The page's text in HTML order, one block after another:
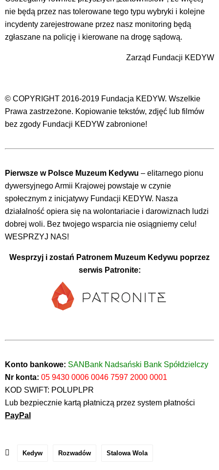
nie będą przez nas tolerowane tego typu wybryki i kolejne
incydenty zarejestrowane przez nasz monitoring będą
zgłaszane na policję i kierowane na drogę sądową.
Zarząd Fundacji KEDYW
© COPYRIGHT 2016-2019 Fundacja KEDYW. Wszelkie
Prawa zastrzeżone. Kopiowanie tekstów, zdjęć lub filmów
bez zgody Fundacji KEDYW zabronione!
Pierwsze w Polsce Muzeum Kedywu – elitarnego pionu
dywersyjnego Armii Krajowej powstaje w czynie
społecznym z inicjatywy Fundacji KEDYW. Nasza
działalność opiera się na wolontariacie i darowiznach ludzi
dobrej woli. Bez twojego wsparcia nie osiągniemy celu!
WESPRZYJ NAS!
Wesprzyj i zostań Patronem Muzeum Kedywu poprzez
serwis Patronite:
Konto bankowe: SANBank Nadsański Bank Spółdzielczy
Nr konta: 05 9430 0006 0046 7597 2000 0001
KOD SWIFT: POLUPLPR
Lub bezpiecznie kartą płatniczą przez system płatności
PayPal
Kedyw Rozwadów Stalowa Wola